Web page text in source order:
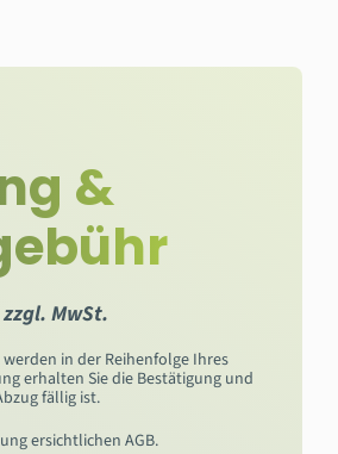
&
MwSt.
in der Reihenfolge Ihres
erhalten Sie die Bestätigung und
fällig ist.
ersichtlichen AGB.